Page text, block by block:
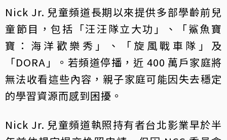
Nick Jr. 兒童頻道長期以來提供多部學齡前兒
童節目，包括「汪汪隊立大功」、「鯊魚寶
寶：海洋歡樂秀」、「旋風戰車隊」及
「DORA」。若頻道停播，近 400 萬戶家庭將
無法收看這些內容，親子家庭可能因失去穩定
的學習資源而感到困擾。
Nick Jr. 兒童頻道執照持有者台北影業早於半